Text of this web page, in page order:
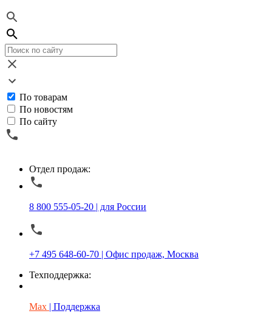
По товарам
По новостям
По сайту
Отдел продаж:
8 800 555-05-20 | для России
+7 495 648-60-70 | Офис продаж, Москва
Техподдержка:
Max | Поддержка